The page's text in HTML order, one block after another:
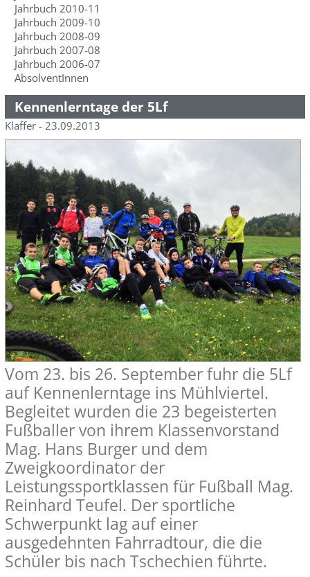
Jahrbuch 2010-11
Jahrbuch 2009-10
Jahrbuch 2008-09
Jahrbuch 2007-08
Jahrbuch 2006-07
AbsolventInnen
Kennenlerntage der 5Lf
Klaffer - 23.09.2013
Vom 23. bis 26. September fuhr die 5Lf
auf Kennenlerntage ins Mühlviertel.
Begleitet wurden die 23 begeisterten
Fußballer von ihrem Klassenvorstand
Mag. Hans Burger und dem
Zweigkoordinator der
Leistungssportklassen für Fußball Mag.
Reinhard Teufel. Der sportliche
Schwerpunkt lag auf einer
ausgedehnten Fahrradtour, die die
Schüler bis nach Tschechien führte.